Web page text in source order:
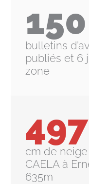
150
bulletins
publiés et 6
zone
497
cm de
CAELA à
635m